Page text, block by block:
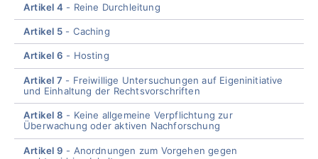
Artikel 4 Reine Durchleitung
Artikel 5 Caching
Artikel 6 Hosting
Artikel 7
Freiwillige Untersuchungen auf Eigeninitiative
und Einhaltung der Rechtsvorschriften
Artikel 8
Keine allgemeine Verpflichtung zur
Überwachung oder aktiven Nachforschung
Artikel 9
Anordnungen zum Vorgehen gegen